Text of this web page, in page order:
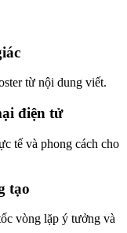
từ nội dung viết.
điện tử
tế và phong cách cho
tạo
vòng lặp ý tưởng và